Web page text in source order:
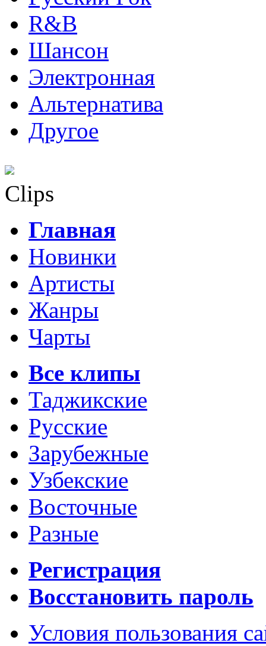
R&B
Шансон
Электронная
Альтернатива
Другое
Clips
Главная
Новинки
Артисты
Жанры
Чарты
Все клипы
Таджикские
Русские
Зарубежные
Узбекские
Восточные
Разные
Регистрация
Восстановить пароль
Условия пользования